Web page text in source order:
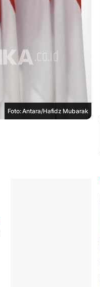
Foto: Antara/Hafidz Mubarak